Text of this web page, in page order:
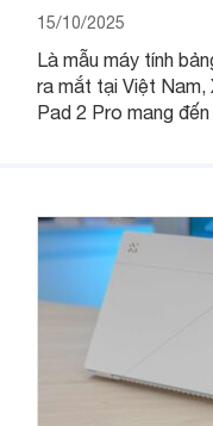
15/10/2025
Là mẫu máy tính
ra mắt tại Việt Nam,
Pad 2 Pro mang